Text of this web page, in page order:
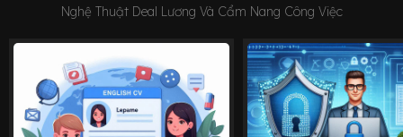
Nghệ Thuật Deal Lương Và Cẩm Nang Công Việc